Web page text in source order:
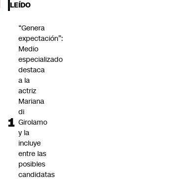
LEÍDO
“Genera
expectación”:
Medio
especializado
destaca
a la
actriz
Mariana
di
Girolamo
y la
incluye
entre las
posibles
candidatas